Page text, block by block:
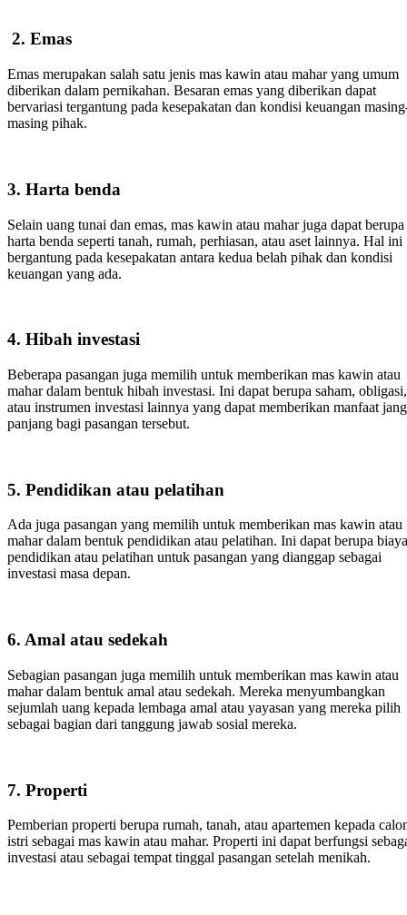
2. Emas
Emas merupakan salah satu jenis mas kawin atau mahar yang umum
diberikan dalam pernikahan. Besaran emas yang diberikan dapat
bervariasi tergantung pada kesepakatan dan kondisi keuangan
masing pihak.
3. Harta benda
Selain uang tunai dan emas, mas kawin atau mahar juga dapat berupa
harta benda seperti tanah, rumah, perhiasan, atau aset lainnya. Hal ini
bergantung pada kesepakatan antara kedua belah pihak dan kondisi
keuangan yang ada.
4. Hibah investasi
Beberapa pasangan juga memilih untuk memberikan mas kawin atau
mahar dalam bentuk hibah investasi. Ini dapat berupa saham, obligasi,
atau instrumen investasi lainnya yang dapat memberikan manfaat
panjang bagi pasangan tersebut.
5. Pendidikan atau pelatihan
Ada juga pasangan yang memilih untuk memberikan mas kawin atau
mahar dalam bentuk pendidikan atau pelatihan. Ini dapat berupa biaya
pendidikan atau pelatihan untuk pasangan yang dianggap sebagai
investasi masa depan.
6. Amal atau sedekah
Sebagian pasangan juga memilih untuk memberikan mas kawin atau
mahar dalam bentuk amal atau sedekah. Mereka menyumbangkan
sejumlah uang kepada lembaga amal atau yayasan yang mereka pilih
sebagai bagian dari tanggung jawab sosial mereka.
7. Properti
Pemberian properti berupa rumah, tanah, atau apartemen kepada
istri sebagai mas kawin atau mahar. Properti ini dapat berfungsi
investasi atau sebagai tempat tinggal pasangan setelah menikah.